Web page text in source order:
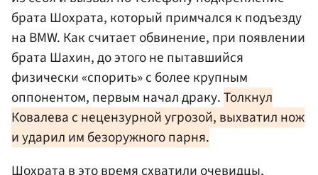
брата Шохрата, который примчался к подъезду
на BMW. Как считает обвинение, при появлении
брата Шахин, до этого не пытавшийся
физически «спорить» с более крупным
оппонентом, первым начал драку.Толкнул
Ковалева с нецензурной угрозой, выхватил нож
и ударил им безоружного парня.
Шохрата в это время схватили очевидцы,